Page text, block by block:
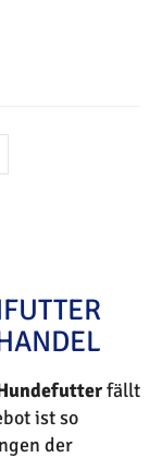
fällt
ist so
der